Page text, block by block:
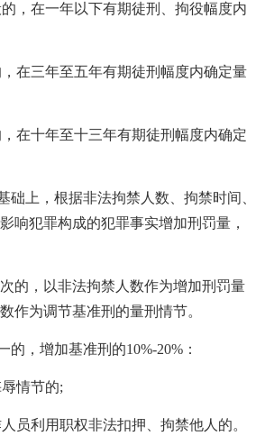
在一年以下有期徒刑、拘役幅度内
三年至五年有期徒刑幅度内确定量
十年至十三年有期徒刑幅度内确定
上，根据非法拘禁人数、拘禁时间、
响犯罪构成的犯罪事实增加刑罚量，
，以非法拘禁人数作为增加刑罚量
作为调节基准刑的量刑情节。
，增加基准刑的10%-20%：
情节的;
利用职权非法扣押、拘禁他人的。